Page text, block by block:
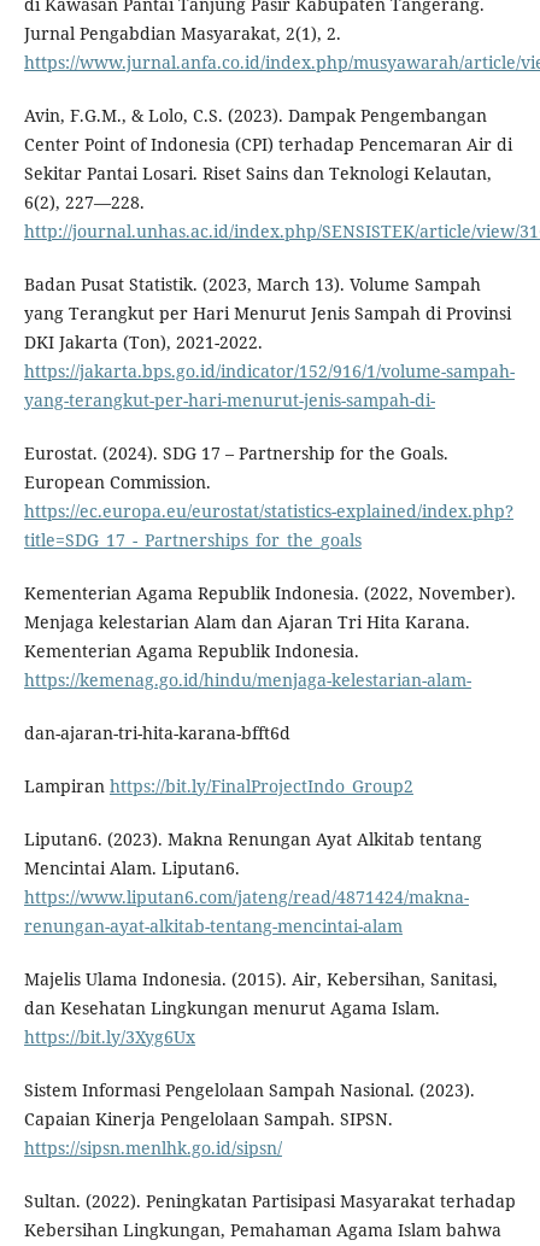
Jurnal Pengabdian Masyarakat, 2(1), 2.
https://www.jurnal.anfa.co.id/index.php/musyawarah/article/
Avin, F.G.M., & Lolo, C.S. (2023). Dampak Pengembangan
Center Point of Indonesia (CPI) terhadap Pencemaran Air di
Sekitar Pantai Losari. Riset Sains dan Teknologi Kelautan,
6(2), 227—228.
http://journal.unhas.ac.id/index.php/SENSISTEK/article/view/
Badan Pusat Statistik. (2023, March 13). Volume Sampah
yang Terangkut per Hari Menurut Jenis Sampah di Provinsi
DKI Jakarta (Ton), 2021-2022.
https://jakarta.bps.go.id/indicator/152/916/1/volume-sampah-
yang-terangkut-per-hari-menurut-jenis-sampah-di-
Eurostat. (2024). SDG 17 – Partnership for the Goals.
European Commission.
https://ec.europa.eu/eurostat/statistics-explained/index.php?
title=SDG_17_-_Partnerships_for_the_goals
Kementerian Agama Republik Indonesia. (2022, November).
Menjaga kelestarian Alam dan Ajaran Tri Hita Karana.
Kementerian Agama Republik Indonesia.
https://kemenag.go.id/hindu/menjaga-kelestarian-alam-
dan-ajaran-tri-hita-karana-bfft6d
Lampiran https://bit.ly/FinalProjectIndo_Group2
Liputan6. (2023). Makna Renungan Ayat Alkitab tentang
Mencintai Alam. Liputan6.
https://www.liputan6.com/jateng/read/4871424/makna-
renungan-ayat-alkitab-tentang-mencintai-alam
Majelis Ulama Indonesia. (2015). Air, Kebersihan, Sanitasi,
dan Kesehatan Lingkungan menurut Agama Islam.
https://bit.ly/3Xyg6Ux
Sistem Informasi Pengelolaan Sampah Nasional. (2023).
Capaian Kinerja Pengelolaan Sampah. SIPSN.
https://sipsn.menlhk.go.id/sipsn/
Sultan. (2022). Peningkatan Partisipasi Masyarakat terhadap
Kebersihan Lingkungan, Pemahaman Agama Islam bahwa